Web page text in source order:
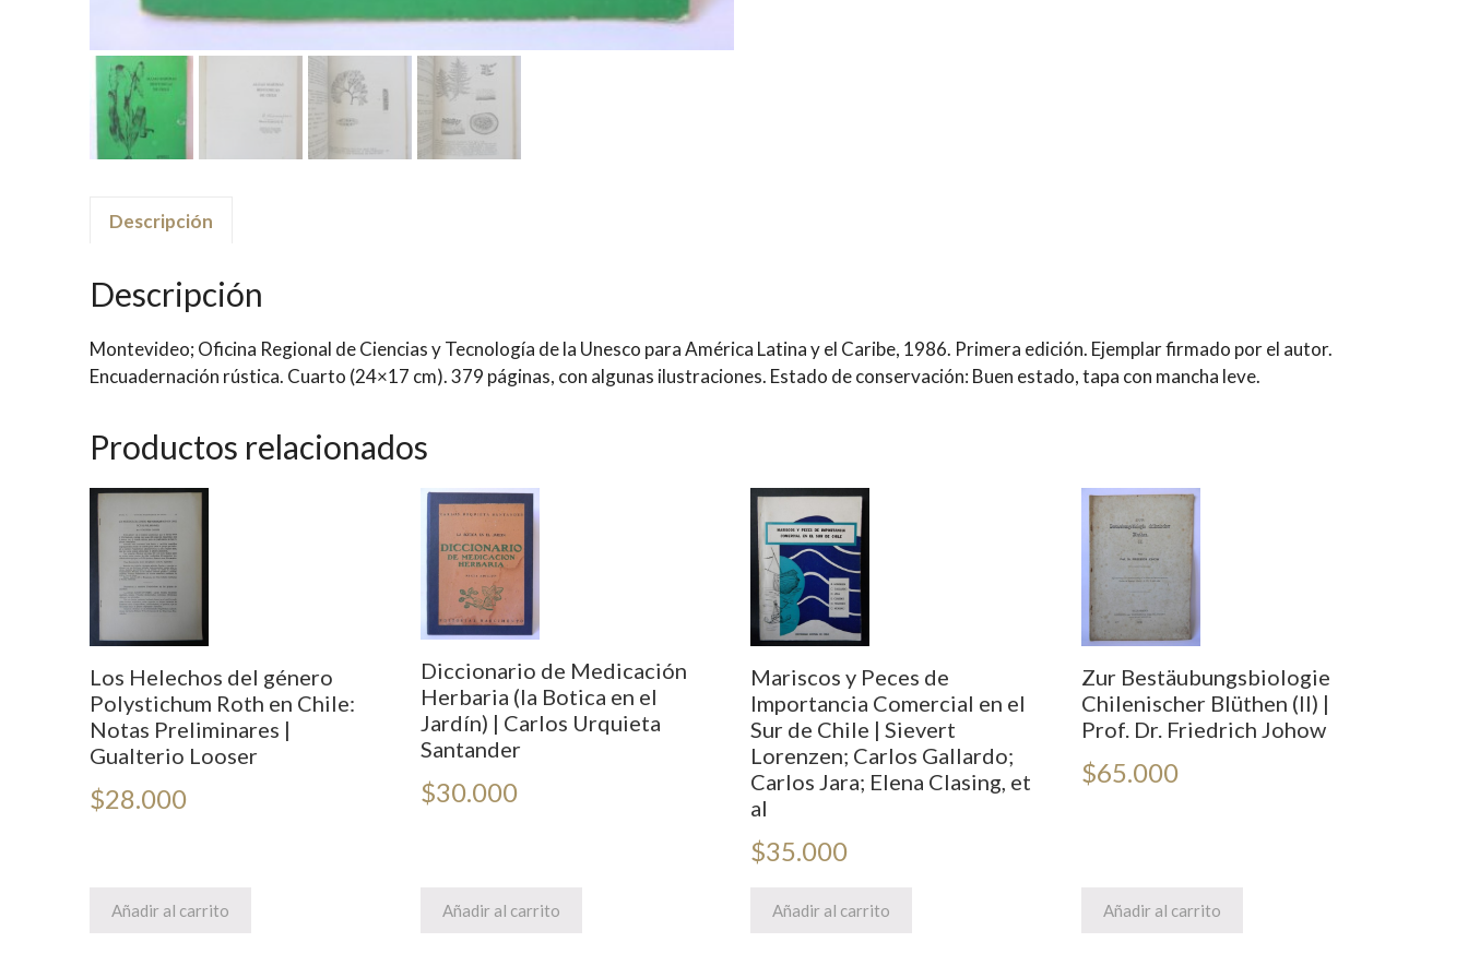
Descripción
Descripción
Montevideo; Oficina Regional de Ciencias y Tecnología de la Unesco para América Latina y el Caribe, 1986. Primera edición. Ejemplar firmado por el autor.
Encuadernación rústica. Cuarto (24×17 cm). 379 páginas, con algunas ilustraciones. Estado de conservación: Buen estado, tapa con mancha leve.
Productos relacionados
Los Helechos del género
Polystichum Roth en Chile:
Notas Preliminares |
Gualterio Looser
$28.000
Añadir al carrito
Diccionario de Medicación
Herbaria (la Botica en el
Jardín) | Carlos Urquieta
Santander
$30.000
Añadir al carrito
Mariscos y Peces de
Importancia Comercial en el
Sur de Chile | Sievert
Lorenzen; Carlos Gallardo;
Carlos Jara; Elena Clasing, et
al
$35.000
Añadir al carrito
Zur Bestäubungsbiologie
Chilenischer Blüthen (II) |
Prof. Dr. Friedrich Johow
$65.000
Añadir al carrito